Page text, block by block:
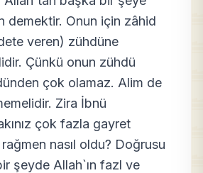
demektir. Onun için zâhid
veren) zühdüne
Çünkü onun zühdü
çok olamaz. Alim de
Zira İbnü
çok fazla gayret
nasıl oldu? Doğrusu
şeyde Allah`ın fazl ve